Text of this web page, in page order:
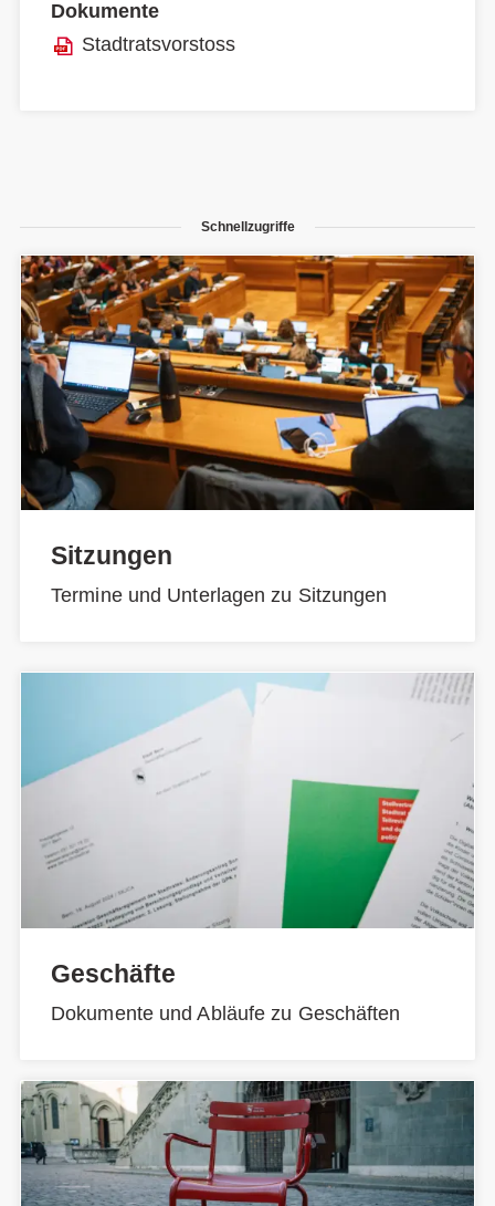
Dokumente
Stadtratsvorstoss
Schnellzugriffe
Sitzungen
Termine und Unterlagen zu Sitzungen
Geschäfte
Dokumente und Abläufe zu Geschäften